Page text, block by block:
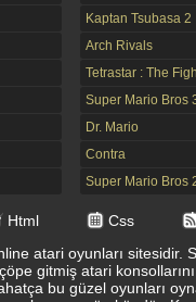
Kaptan Tsubasa 2
Arch Rivals
Tetrastar : The
Super Mario Bros
Dr. Mario
Contra
Super Mario Bros
Html
Css
atari oyunları
gitmiş atari
bu güzel oyunları